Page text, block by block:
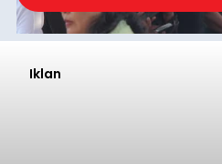
Iklan